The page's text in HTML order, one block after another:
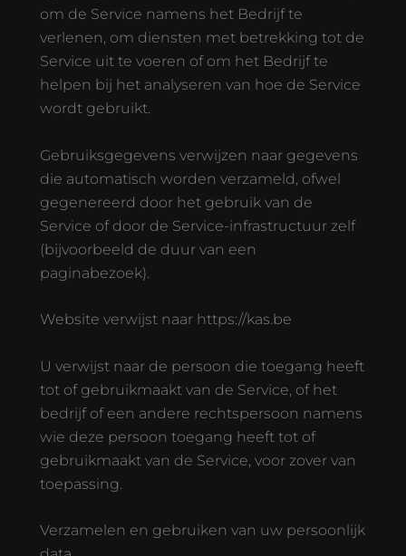
om de Service namens het Bedrijf te
verlenen, om diensten met betrekking tot de
Service uit te voeren of om het Bedrijf te
helpen bij het analyseren van hoe de Service
wordt gebruikt.
Gebruiksgegevens verwijzen naar gegevens
die automatisch worden verzameld, ofwel
gegenereerd door het gebruik van de
Service of door de Service-infrastructuur zelf
(bijvoorbeeld de duur van een
paginabezoek).
Website verwijst naar https://kas.be
U verwijst naar de persoon die toegang heeft
tot of gebruikmaakt van de Service, of het
bedrijf of een andere rechtspersoon namens
wie deze persoon toegang heeft tot of
gebruikmaakt van de Service, voor zover van
toepassing.
Verzamelen en gebruiken van uw persoonlijk